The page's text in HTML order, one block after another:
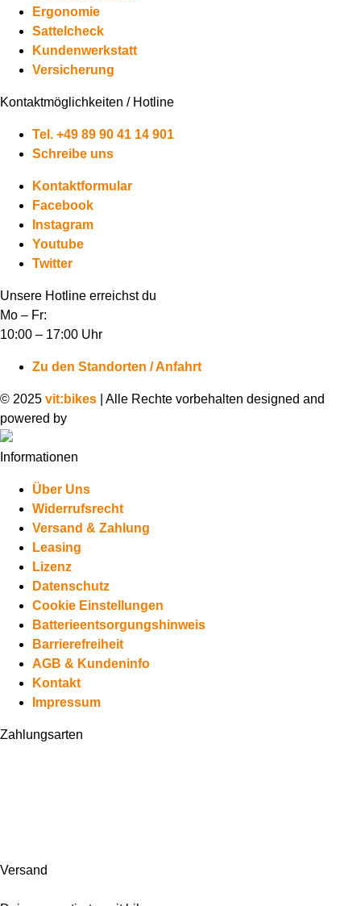
Ergonomie
Sattelcheck
Kundenwerkstatt
Versicherung
Kontaktmöglichkeiten / Hotline
Tel. +49 89 90 41 14 901
Schreibe uns
Kontaktformular
Facebook
Instagram
Youtube
Twitter
Unsere Hotline erreichst du
Mo – Fr:
10:00 – 17:00 Uhr
Zu den Standorten / Anfahrt
© 2025 vit:bikes | Alle Rechte vorbehalten designed and
powered by
Informationen
Über Uns
Widerrufsrecht
Versand & Zahlung
Leasing
Lizenz
Datenschutz
Cookie Einstellungen
Batterieentsorgungshinweis
Barrierefreiheit
AGB & Kundeninfo
Kontakt
Impressum
Zahlungsarten
Versand